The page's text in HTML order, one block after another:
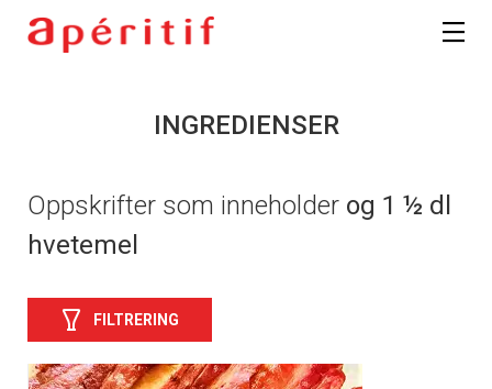
INGREDIENSER
Oppskrifter som inneholder og 1 ½ dl
hvetemel
FILTRERING